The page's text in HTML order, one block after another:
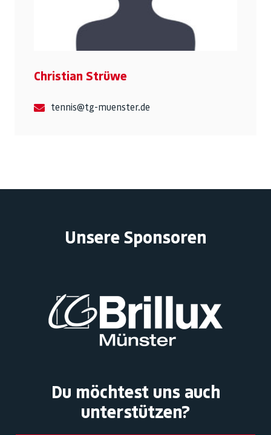
Christian Strüwe
tennis@tg-muenster.de
Unsere Sponsoren
Du möchtest uns auch
unterstützen?